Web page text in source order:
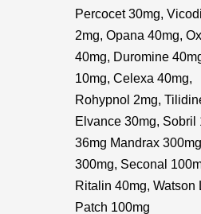
Percocet 30mg,
2mg, Opana 40mg,
40mg, Duromine
10mg, Celexa 40mg,
Rohypnol 2mg,
Elvance 30mg, Sobril
36mg Mandrax
300mg, Seconal
Ritalin 40mg, Watson
Patch 100mg